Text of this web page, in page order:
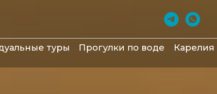
туры Прогулки по воде Карелия